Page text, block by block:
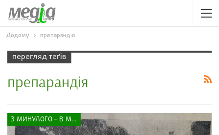
Додому препарандія
перегляд теґів
препарандія
З МИНУЛОГО – В МАЙБУТНЄ